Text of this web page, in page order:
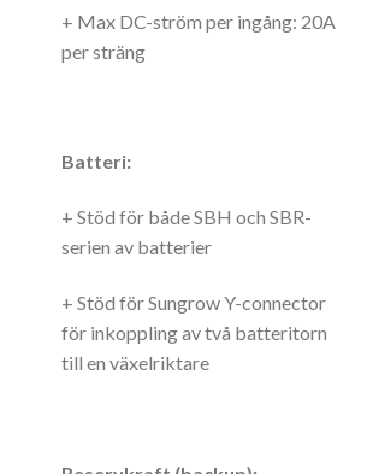
+ Max DC-ström per ingång: 20A
per sträng
Batteri:
+ Stöd för både SBH och SBR-
serien av batterier
+ Stöd för Sungrow Y-connector
för inkoppling av två batteritorn
till en växelriktare